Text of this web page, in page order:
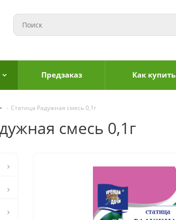
Предзаказ Как купить
- Статица Радужная смесь 0,1г
смесь 0,1г